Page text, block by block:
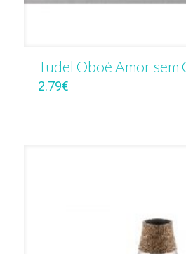
Tudel Oboé Amor sem
2.79€